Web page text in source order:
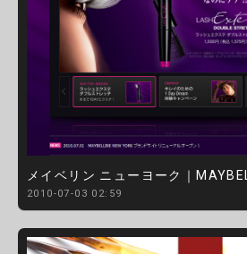
2010-07-03 02:59